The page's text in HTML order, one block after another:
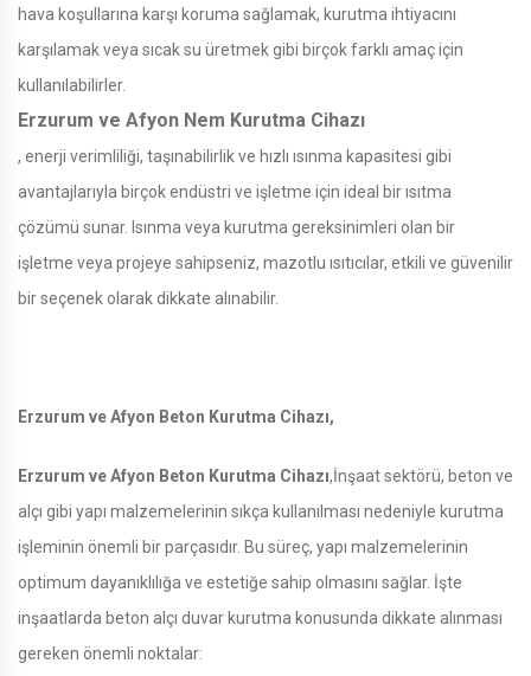
hava koşullarına karşı koruma sağlamak, kurutma ihtiyacını
karşılamak veya sıcak su üretmek gibi birçok farklı amaç için
kullanılabilirler.
Erzurum ve Afyon Nem Kurutma Cihazı
, enerji verimliliği, taşınabilirlik ve hızlı ısınma kapasitesi gibi
avantajlarıyla birçok endüstri ve işletme için ideal bir ısıtma
çözümü sunar. Isınma veya kurutma gereksinimleri olan bir
işletme veya projeye sahipseniz, mazotlu ısıtıcılar, etkili ve güvenilir
bir seçenek olarak dikkate alınabilir.
Erzurum ve Afyon Beton Kurutma Cihazı,
Erzurum ve Afyon Beton Kurutma Cihazı,İnşaat sektörü, beton ve
alçı gibi yapı malzemelerinin sıkça kullanılması nedeniyle kurutma
işleminin önemli bir parçasıdır. Bu süreç, yapı malzemelerinin
optimum dayanıklılığa ve estetiğe sahip olmasını sağlar. İşte
inşaatlarda beton alçı duvar kurutma konusunda dikkate alınması
gereken önemli noktalar: